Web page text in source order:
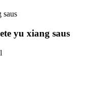
yu xiang saus